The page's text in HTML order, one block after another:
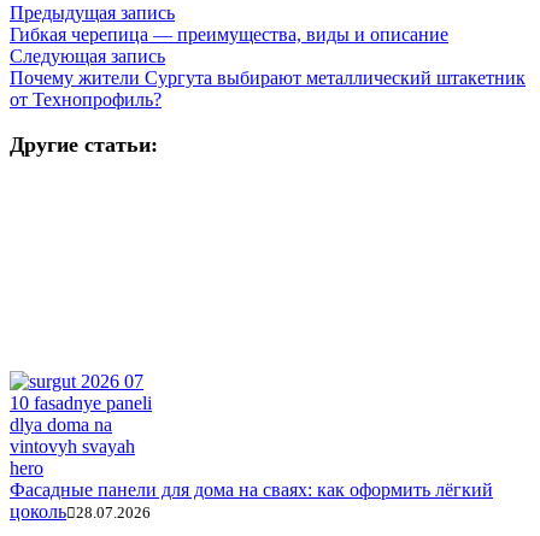
Предыдущая запись
Гибкая черепица — преимущества, виды и описание
Следующая запись
Почему жители Сургута выбирают металлический штакетник
от Технопрофиль?
Другие статьи:
Фасадные панели для дома на сваях: как оформить лёгкий
цоколь 28.07.2026